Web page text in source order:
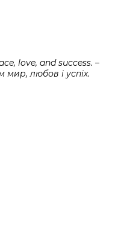
love, and success. –
любов і успіх.